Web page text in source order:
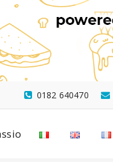
0182 640470